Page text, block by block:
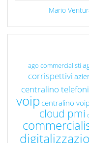
Mario
ago commercialisti
corrispettivi
centralino
voip centralino
cloud pmi